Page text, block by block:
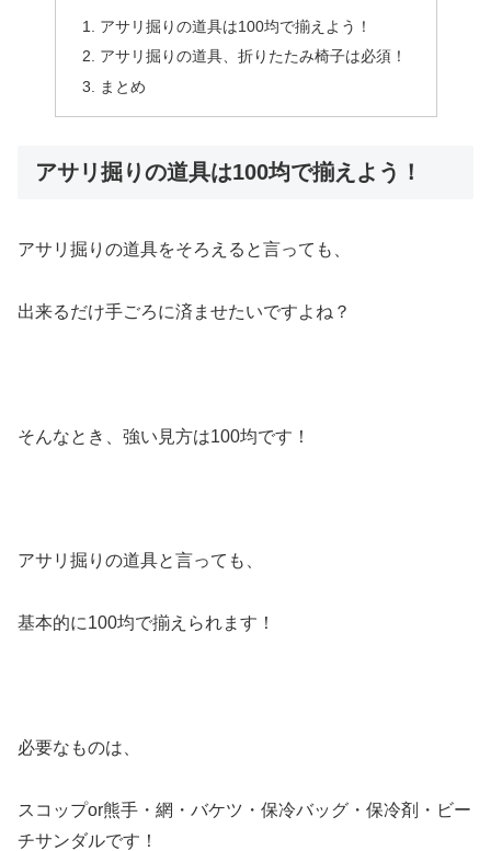
アサリ掘りの道具は100均で揃えよう！
アサリ掘りの道具、折りたたみ椅子は必須！
まとめ
アサリ掘りの道具は100均で揃えよう！
アサリ掘りの道具をそろえると言っても、
出来るだけ手ごろに済ませたいですよね？
そんなとき、強い見方は100均です！
アサリ掘りの道具と言っても、
基本的に100均で揃えられます！
必要なものは、
スコップor熊手・網・バケツ・保冷バッグ・保冷剤・ビー
チサンダルです！